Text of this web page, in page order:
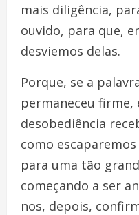
mais diligência,
ouvido, para que,
desviemos delas.
Porque, se a
permaneceu firme,
desobediência
como
para uma tão
começando a ser
nos, depois,